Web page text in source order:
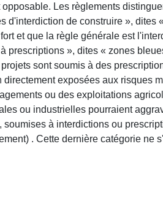
opposable. Les règlements
d'interdiction de construire », dites
et que la règle générale est
prescriptions », dites « zones
sont soumis à des
directement exposées aux risques
ou des exploitations
ou industrielles pourraient
soumises à interdictions ou
. Cette dernière catégorie ne